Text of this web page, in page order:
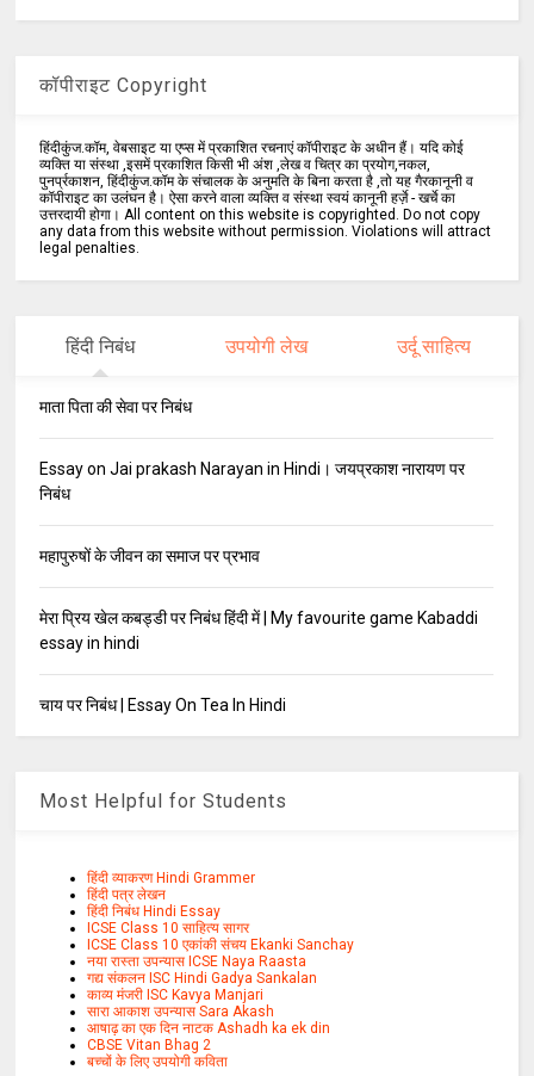
कॉपीराइट Copyright
हिंदीकुंज.कॉम, वेबसाइट या एप्स में प्रकाशित रचनाएं कॉपीराइट के अधीन हैं। यदि कोई
व्यक्ति या संस्था ,इसमें प्रकाशित किसी भी अंश ,लेख व चित्र का प्रयोग,नकल,
पुनर्प्रकाशन, हिंदीकुंज.कॉम के संचालक के अनुमति के बिना करता है ,तो यह गैरकानूनी व
कॉपीराइट का उलंघन है। ऐसा करने वाला व्यक्ति व संस्था स्वयं कानूनी हर्ज़े - खर्चे का
उत्तरदायी होगा। All content on this website is copyrighted. Do not copy
any data from this website without permission. Violations will attract
legal penalties.
हिंदी निबंध उपयोगी लेख उर्दू साहित्य
माता पिता की सेवा पर निबंध
Essay on Jai prakash Narayan in Hindi। जयप्रकाश नारायण पर
निबंध
महापुरुषों के जीवन का समाज पर प्रभाव
मेरा प्रिय खेल कबड्डी पर निबंध हिंदी में | My favourite game Kabaddi
essay in hindi
चाय पर निबंध | Essay On Tea In Hindi
Most Helpful for Students
हिंदी व्याकरण Hindi Grammer
हिंदी पत्र लेखन
हिंदी निबंध Hindi Essay
ICSE Class 10 साहित्य सागर
ICSE Class 10 एकांकी संचय Ekanki Sanchay
नया रास्ता उपन्यास ICSE Naya Raasta
गद्य संकलन ISC Hindi Gadya Sankalan
काव्य मंजरी ISC Kavya Manjari
सारा आकाश उपन्यास Sara Akash
आषाढ़ का एक दिन नाटक Ashadh ka ek din
CBSE Vitan Bhag 2
बच्चों के लिए उपयोगी कविता